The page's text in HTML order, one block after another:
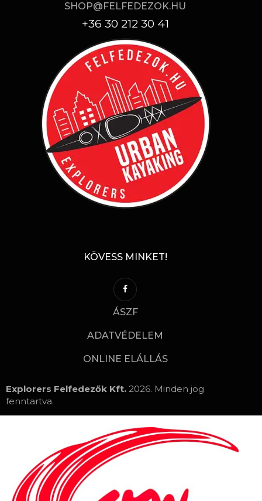
SHOP@FELFEDEZOK.HU
+36 30 212 30 41
KÖVESS MINKET!
ÁSZF
ADATVÉDELEM
ONLINE ELÁLLÁS
Explorers Felfedezők Kft. 2026. Minden jog
fenntartva.